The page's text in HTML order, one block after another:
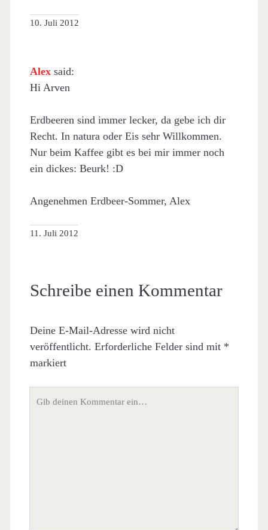
10. Juli 2012
Alex said:
Hi Arven
Erdbeeren sind immer lecker, da gebe ich dir
Recht. In natura oder Eis sehr Willkommen.
Nur beim Kaffee gibt es bei mir immer noch
ein dickes: Beurk! :D
Angenehmen Erdbeer-Sommer, Alex
11. Juli 2012
Schreibe einen Kommentar
Deine E-Mail-Adresse wird nicht
veröffentlicht. Erforderliche Felder sind mit *
markiert